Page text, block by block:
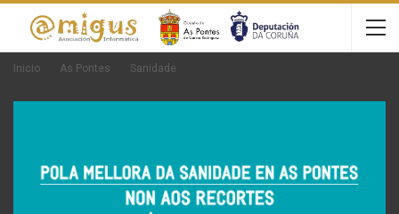
Inicio As Pontes Sanidade